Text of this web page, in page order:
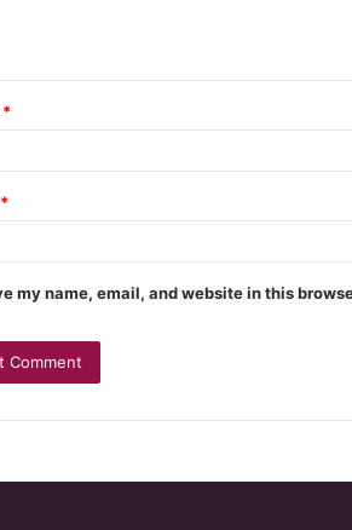
*
*
my name, email, and website in this